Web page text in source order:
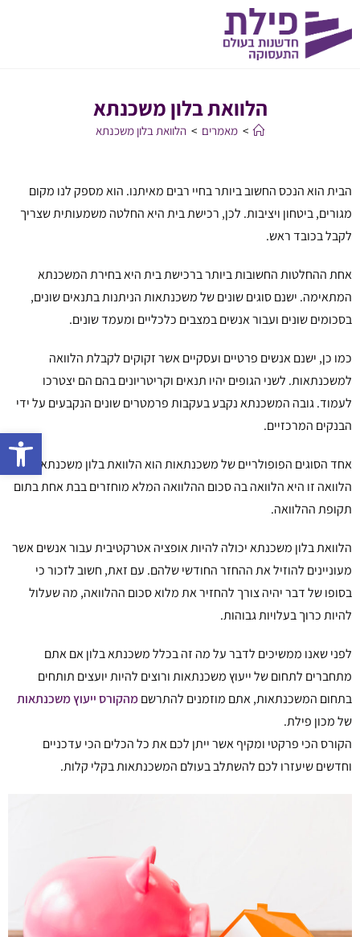
הלוואת בלון משכנתא
> מאמרים > הלוואת בלון משכנתא
הבית הוא הנכס החשוב ביותר בחיי רבים מאיתנו. הוא מספק לנו מקום
מגורים, ביטחון ויציבות. לכן, רכישת בית היא החלטה משמעותית שצריך
לקבל בכובד ראש.
אחת ההחלטות החשובות ביותר ברכישת בית היא בחירת המשכנתא
המתאימה. ישנם סוגים שונים של משכנתאות הניתנות בתנאים שונים,
בסכומים שונים ועבור אנשים במצבים כלכליים ומעמד שונים.
כמו כן, ישנם אנשים פרטיים ועסקיים אשר זקוקים לקבלת הלוואה
למשכנתאות. לשני הגופים יהיו תנאים וקריטריונים בהם הם יצטרכו
לעמוד. גובה המשכנתא נקבע בעקבות פרמטרים שונים הנקבעים על ידי
הבנקים המרכזיים.
אחד הסוגים הפופולריים של משכנתאות הוא הלוואת בלון משכנתא.
הלוואה זו היא הלוואה בה סכום ההלוואה המלא מוחזרים בבת אחת בתום
תקופת ההלוואה.
הלוואת בלון משכנתא יכולה להיות אופציה אטרקטיבית עבור אנשים אשר
מעוניינים להוזיל את ההחזר החודשי שלהם. עם זאת, חשוב לזכור כי
בסופו של דבר יהיה צורך להחזיר את מלוא סכום ההלוואה, מה שעלול
להיות כרוך בעלויות גבוהות.
לפני שאנו ממשיכים לדבר על מה זה בכלל משכנתא בלון אם אתם
מתחברים לתחום של ייעוץ משכנתאות ורוצים להיות יועצים תותחים
בתחום המשכנתאות, אתם מוזמנים להתרשםמהקורס ייעוץ משכנתאות
של מכון פילת.
הקורס הכי פרקטי ומקיף אשר ייתן לכם את כל הכלים הכי עדכניים
וחדשים שיעזרו לכם להשתלב בעולם המשכנתאות בקלי קלות.